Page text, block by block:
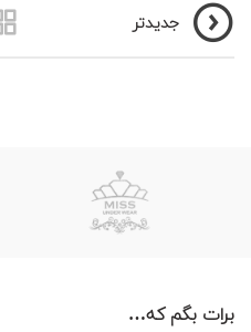
جدیدتر
برات بگم که…